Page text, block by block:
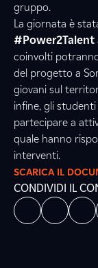
gruppo.
La giornata è
#Power2Talent
coinvolti
del progetto a
giovani sul
infine, gli
partecipare a
quale hanno
interventi.
SCARICA IL
CONDIVIDI IL